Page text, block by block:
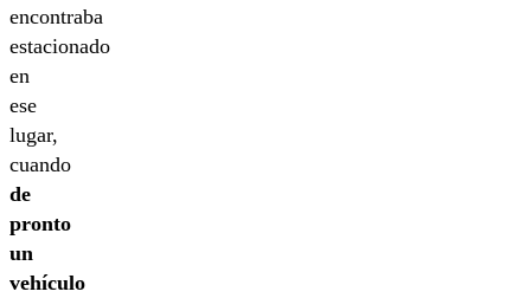
encontraba
estacionado
en
ese
lugar,
cuando
de
pronto
un
vehículo